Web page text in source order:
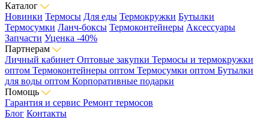
Каталог
Новинки Термосы Для еды Термокружки Бутылки
Термосумки Ланч-боксы Термоконтейнеры Аксессуары
Запчасти Уценка -40%
Партнерам
Личный кабинет Оптовые закупки Термосы и термокружки
оптом Термоконтейнеры оптом Термосумки оптом Бутылки
для воды оптом Корпоративные подарки
Помощь
Гарантия и сервис Ремонт термосов
Блог Контакты